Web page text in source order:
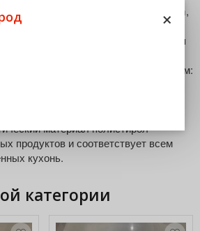
специально под боковины Blum,
их в стандартный ящик
зазоров. Дополнительная экономия
организации в стандартном
лотка, мм: 370 Глубина лотка, мм:
Цвет лотка: Серый Производство:
в отдельных ячейках
чистки и высокую стабильность.
материал полистирол
продуктов и соответствует всем
кухонь.
категории
×